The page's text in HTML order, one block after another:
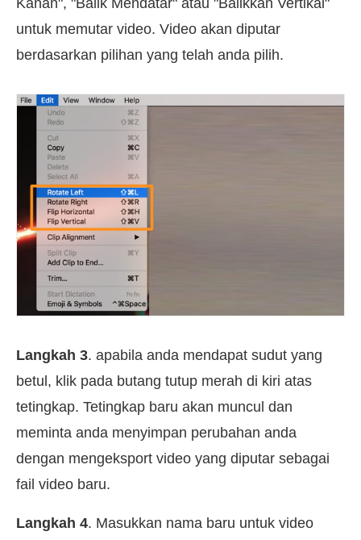
untuk memutar video. Video akan diputar
berdasarkan pilihan yang telah anda pilih.
Langkah 3. apabila anda mendapat sudut yang
betul, klik pada butang tutup merah di kiri atas
tetingkap. Tetingkap baru akan muncul dan
meminta anda menyimpan perubahan anda
dengan mengeksport video yang diputar sebagai
fail video baru.
Langkah 4. Masukkan nama baru untuk video